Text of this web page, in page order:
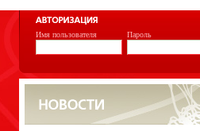
Имя пользователя Пароль